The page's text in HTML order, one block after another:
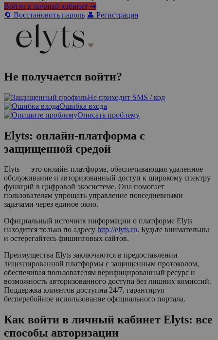
Войти в личный кабинет ➜
🔄 Восстановить пароль 👤 Регистрация
Не получается войти?
Не приходит SMS / код
Ошибка входа
Описать проблему
Elyts: онлайн-платформа с
защищенной средой
Elyts — это онлайн-платформа, обеспечивающая удаленное
обслуживание и авторизованный доступ к широкому спектру
функций в цифровой экосистеме. Она помогает
пользователям упрощать управление повседневными
задачами через единое окно.
Официальный источник информации о платформе Elyts
находится только по адресу http://elyts.ru. Будьте внимательны
и остерегайтесь фишинговых сайтов.
Преимущества Elyts заключаются в предоставлении
лицензированной платформы с защищенным протоколом,
обеспечивая пользователям верифицированный ресурс и
возможность авторизованного доступа без лишних комиссий.
Поддержка клиентов доступна 24/7, гарантируя
бесперебойное использование официального портала.
Как войти в личный кабинет Elyts: все
способы авторизации